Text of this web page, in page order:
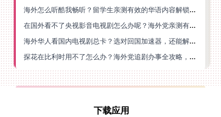
海外怎么听酷我畅听？留学生亲测有效的华语内容解锁指南
在国外看不了央视影音电视剧怎么办呢？海外党亲测有效的回国加速方案
海外华人看国内电视剧总卡？选对回国加速器，还能解决菲律宾打不开反诈中心的问题
探花在比利时用不了怎么办？海外党追剧办事全攻略，选对加速器就够了
下载应用